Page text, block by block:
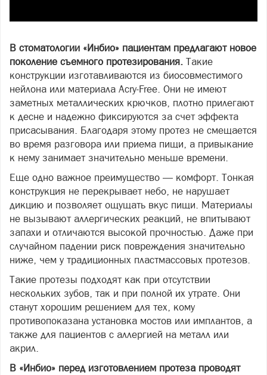
В стоматологии «Инбио» пациентам предлагают новое
поколение съемного протезирования. Такие
конструкции изготавливаются из биосовместимого
нейлона или материала Acry-Free. Они не имеют
заметных металлических крючков, плотно прилегают
к десне и надежно фиксируются за счет эффекта
присасывания. Благодаря этому протез не смещается
во время разговора или приема пищи, а привыкание
к нему занимает значительно меньше времени.
Еще одно важное преимущество — комфорт. Тонкая
конструкция не перекрывает небо, не нарушает
дикцию и позволяет ощущать вкус пищи. Материалы
не вызывают аллергических реакций, не впитывают
запахи и отличаются высокой прочностью. Даже при
случайном падении риск повреждения значительно
ниже, чем у традиционных пластмассовых протезов.
Такие протезы подходят как при отсутствии
нескольких зубов, так и при полной их утрате. Они
станут хорошим решением для тех, кому
противопоказана установка мостов или имплантов, а
также для пациентов с аллергией на металл или
акрил.
В «Инбио» перед изготовлением протеза проводят